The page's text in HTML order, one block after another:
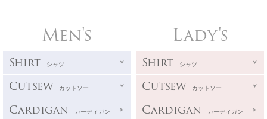
Men's
Shirt シャツ
Cutsew カットソー
Cardigan カーディガン
Lady's
Shirt シャツ
Cutsew カットソー
Cardigan カーディガン